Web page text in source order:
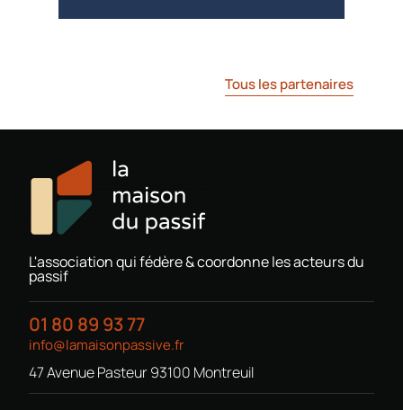
Tous les partenaires
L'association qui fédère & coordonne les acteurs du
passif
01 80 89 93 77
info@lamaisonpassive.fr
47 Avenue Pasteur 93100 Montreuil